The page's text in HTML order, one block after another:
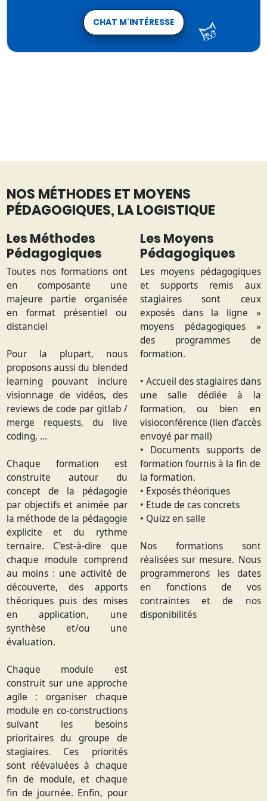
CHAT M'INTÉRESSE
NOS MÉTHODES ET MOYENS
PÉDAGOGIQUES, LA LOGISTIQUE
Les Méthodes
Pédagogiques
Toutes nos formations ont
en composante une
majeure partie organisée
en format présentiel ou
distanciel
Pour la plupart, nous
proposons aussi du blended
learning pouvant inclure
visionnage de vidéos, des
reviews de code par gitlab /
merge requests, du live
coding, …
Chaque formation est
construite autour du
concept de la pédagogie
par objectifs et animée par
la méthode de la pédagogie
explicite et du rythme
ternaire. C’est-à-dire que
chaque module comprend
au moins : une activité de
découverte, des apports
théoriques puis des mises
en application, une
synthèse et/ou une
évaluation.
Chaque module est
construit sur une approche
agile : organiser chaque
module en co-constructions
suivant les besoins
prioritaires du groupe de
stagiaires. Ces priorités
sont réévaluées à chaque
fin de module, et chaque
fin de journée. Enfin, pour
Les Moyens
Pédagogiques
Les moyens pédagogiques
et supports remis aux
stagiaires sont ceux
exposés dans la ligne »
moyens pédagogiques »
des programmes de
formation.
• Accueil des stagiaires dans
une salle dédiée à la
formation, ou bien en
visioconférence (lien d’accès
envoyé par mail)
• Documents supports de
formation fournis à la fin de
la formation.
• Exposés théoriques
• Etude de cas concrets
• Quizz en salle
Nos formations sont
réalisées sur mesure. Nous
programmerons les dates
en fonctions de vos
contraintes et de nos
disponibilités